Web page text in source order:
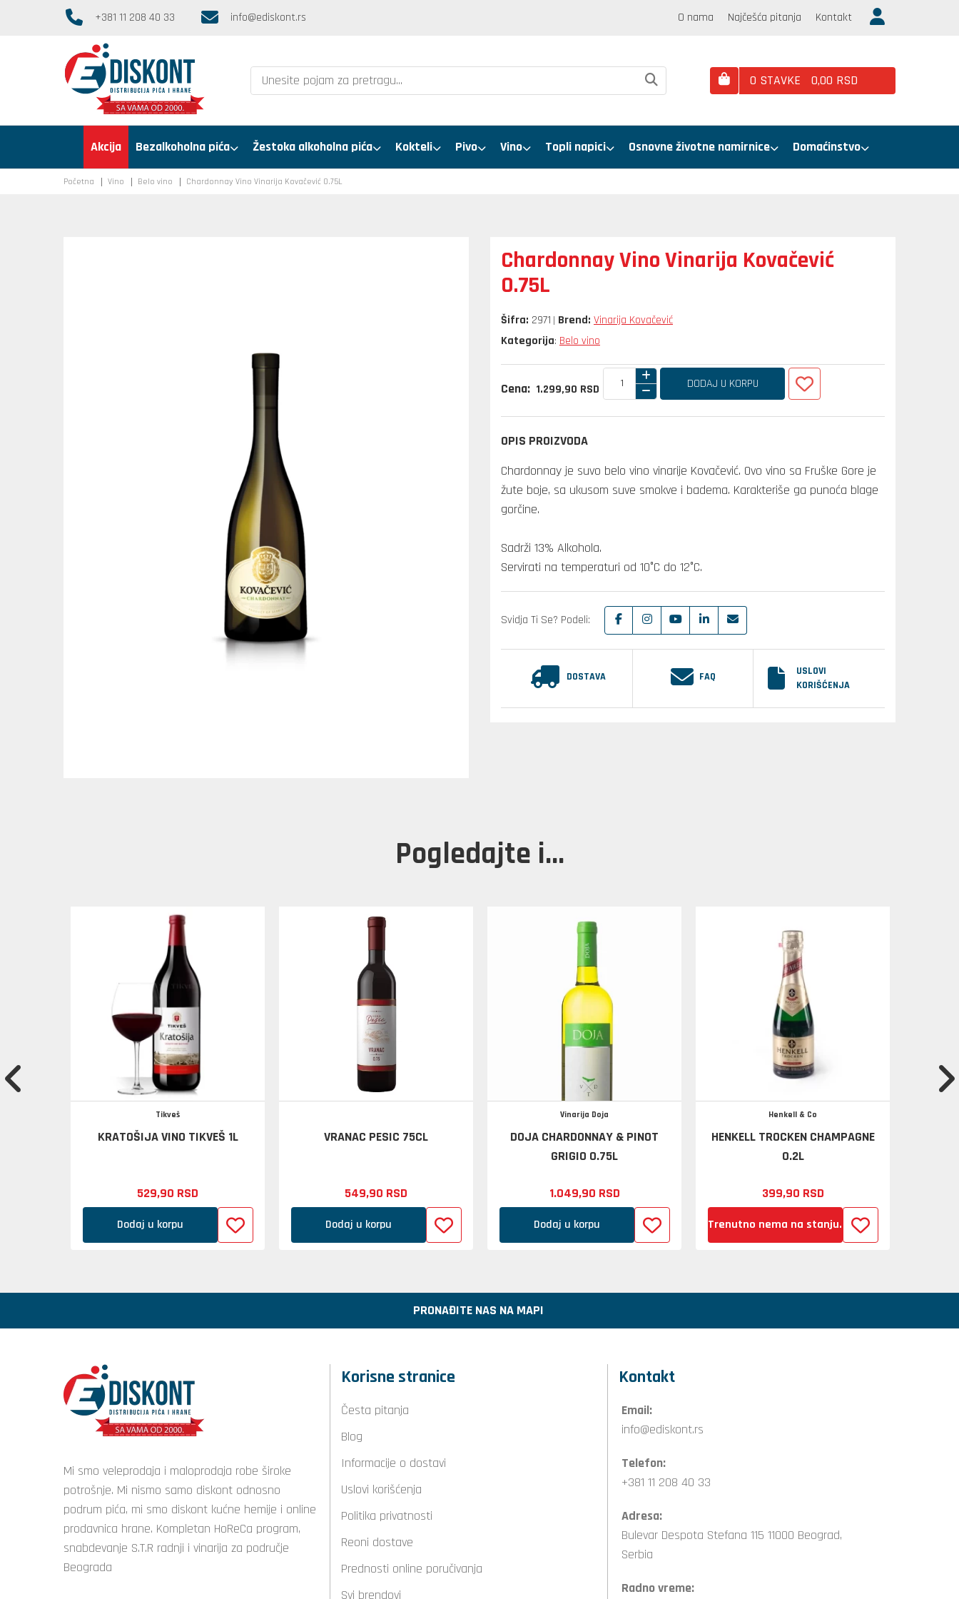
+381 11 208 40 33 info@ediskont.rs O nama Najčešća pitanja Kontakt
0 STAVKE 0,00 RSD
Akcija Bezalkoholna pića Žestoka alkoholna pića Kokteli Pivo Vino Topli napici Osnovne životne namirnice Domaćinstvo
Početna Vino Belo vino Chardonnay Vino Vinarija Kovačević 0.75L
Chardonnay Vino Vinarija Kovačević
0.75L
Šifra: 2971 Brend: Vinarija Kovačević
Kategorija: Belo vino
Cena: 1.299,90 RSD DODAJ U KORPU
OPIS PROIZVODA
Chardonnay je suvo belo vino vinarije Kovačević. Ovo vino sa Fruške Gore je
žute boje, sa ukusom suve smokve i badema. Karakteriše ga punoća blage
gorčine.
Sadrži 13% Alkohola.
Servirati na temperaturi od 10°C do 12°C.
Svidja Ti Se? Podeli:
DOSTAVA FAQ
USLOVI
KORIŠĆENJA
Pogledajte i...
Tikveš
KRATOŠIJA VINO TIKVEŠ 1L
529,90 RSD
Dodaj u korpu
VRANAC PESIC 75CL
549,90 RSD
Dodaj u korpu
Vinarija Doja
DOJA CHARDONNAY & PINOT
GRIGIO 0.75L
1.049,90 RSD
Dodaj u korpu
Henkell & Co
HENKELL TROCKEN CHAMPAGNE
0.2L
399,90 RSD
Trenutno nema na stanju.
PRONAĐITE NAS NA MAPI
Mi smo veleprodaja i maloprodaja robe široke
potrošnje. Mi nismo samo diskont odnosno
podrum pića, mi smo diskont kućne hemije i online
prodavnica hrane. Kompletan HoReCa program,
snabdevanje S.T.R radnji i vinarija za područje
Beograda
Korisne stranice
Česta pitanja
Blog
Informacije o dostavi
Uslovi korišćenja
Politika privatnosti
Reoni dostave
Prednosti online poručivanja
Svi brendovi
Kontakt
Email:
info@ediskont.rs
Telefon:
+381 11 208 40 33
Adresa:
Bulevar Despota Stefana 115 11000 Beograd,
Serbia
Radno vreme: